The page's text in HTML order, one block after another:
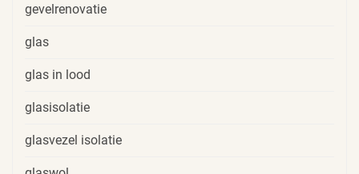
gevelrenovatie
glas
glas in lood
glasisolatie
glasvezel isolatie